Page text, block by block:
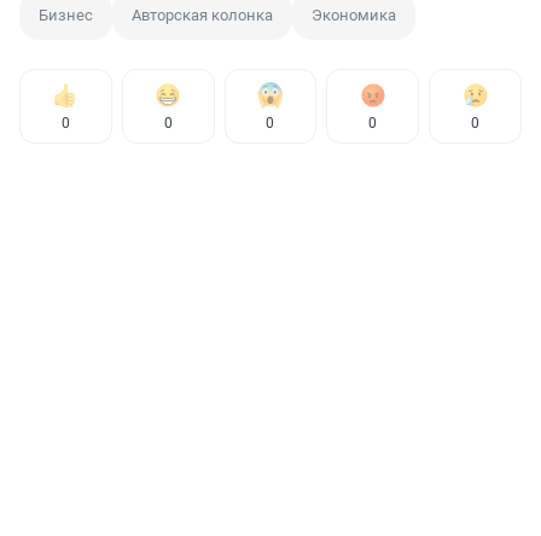
Бизнес Авторская колонка Экономика
0 0 0 0 0